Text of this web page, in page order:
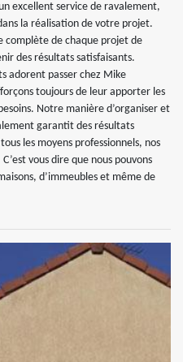
excellent service de ravalement,
la réalisation de votre projet.
complète de chaque projet de
des résultats satisfaisants.
adorent passer chez Mike
toujours de leur apporter les
Notre manière d’organiser et
garantit des résultats
les moyens professionnels, nos
vous dire que nous pouvons
d’immeubles et même de